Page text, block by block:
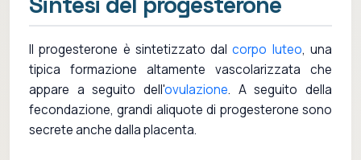
Il progesterone è sintetizzato dalcorpo luteo, una
tipica formazione altamente vascolarizzata che
appare a seguito dell'ovulazione. A seguito della
fecondazione, grandi aliquote di progesterone sono
secrete anche dalla placenta.